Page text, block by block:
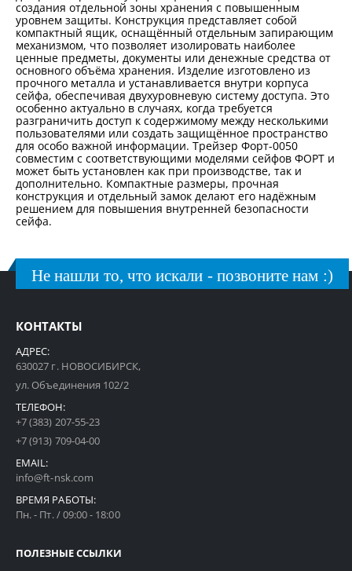
создания отдельной зоны хранения с повышенным
уровнем защиты. Конструкция представляет собой
компактный ящик, оснащённый отдельным запирающим
механизмом, что позволяет изолировать наиболее
ценные предметы, документы или денежные средства от
основного объёма хранения. Изделие изготовлено из
прочного металла и устанавливается внутри корпуса
сейфа, обеспечивая двухуровневую систему доступа. Это
особенно актуально в случаях, когда требуется
разграничить доступ к содержимому между несколькими
пользователями или создать защищённое пространство
для особо важной информации. Трейзер Форт-0050
совместим с соответствующими моделями сейфов ФОРТ и
может быть установлен как при производстве, так и
дополнительно. Компактные размеры, прочная
конструкция и отдельный замок делают его надёжным
решением для повышения внутренней безопасности
сейфа.
Не нашли то, что искали - позвоните нам :)
КОНТАКТЫ
АДРЕС:
630027 г. НОВОСИБИРСК,
ул. Объединения 102/2
ТЕЛЕФОН:
+7 (383) 207-55-23
+7 (913) 709-04-00
EMAIL:
info@ft-nsk.com
ВРЕМЯ РАБОТЫ:
Пн. - Пт. / 09:00 - 18:00
ПОЛЕЗНЫЕ ССЫЛКИ